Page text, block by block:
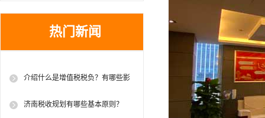
热门新闻
介绍什么是增值税税负？有哪些影
济南税收规划有哪些基本原则？